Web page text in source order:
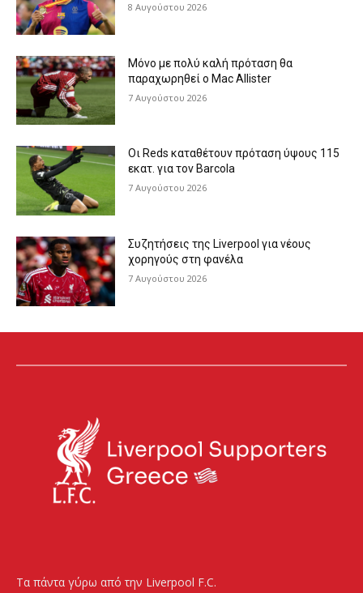
8 Αυγούστου 2026
Μόνο με πολύ καλή πρόταση θα
παραχωρηθεί ο Mac Allister
7 Αυγούστου 2026
Οι Reds καταθέτουν πρόταση ύψους 115
εκατ. για τον Barcola
7 Αυγούστου 2026
Συζητήσεις της Liverpool για νέους
χορηγούς στη φανέλα
7 Αυγούστου 2026
Τα πάντα γύρω από την Liverpool F.C.